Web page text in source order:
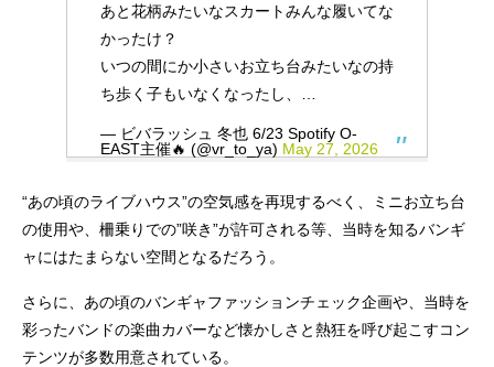
あと花柄みたいなスカートみんな履いてな
かったけ？
いつの間にか小さいお立ち台みたいなの持
ち歩く子もいなくなったし、…
— ビバラッシュ 冬也 6/23 Spotify O-
EAST主催🔥 (@vr_to_ya) May 27, 2026
“あの頃のライブハウス”の空気感を再現するべく、ミニお立ち台
の使用や、柵乗りでの”咲き”が許可される等、当時を知るバンギ
ャにはたまらない空間となるだろう。
さらに、あの頃のバンギャファッションチェック企画や、当時を
彩ったバンドの楽曲カバーなど懐かしさと熱狂を呼び起こすコン
テンツが多数用意されている。